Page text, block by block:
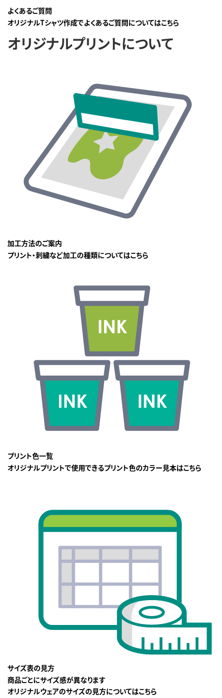
よくあるご質問
オリジナルTシャツ作成でよくあるご質問についてはこちら
オリジナルプリントについて
加工方法のご案内
プリント・刺繍など加工の種類についてはこちら
プリント色一覧
オリジナルプリントで使用できるプリント色のカラー見本はこちら
サイズ表の見方
商品ごとにサイズ感が異なります
オリジナルウェアのサイズの見方についてはこちら